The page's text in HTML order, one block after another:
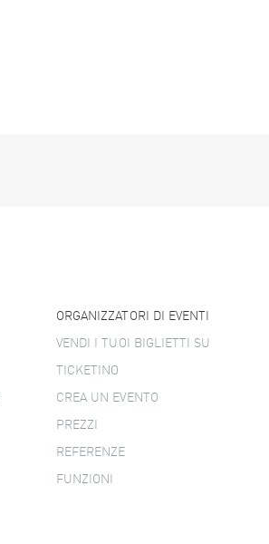
ORGANIZZATORI DI EVENTI
VENDI I TUOI BIGLIETTI SU
TICKETINO
CREA UN EVENTO
PREZZI
REFERENZE
FUNZIONI